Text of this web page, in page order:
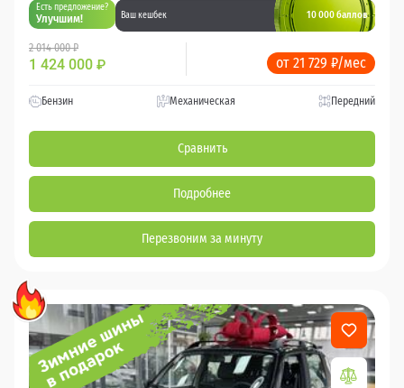
Есть предложение?
Улучшим! Ваш кешбек 10 000 баллов
2 014 000 ₽
1 424 000 ₽ от 21 729 ₽/мес
Бензин Механическая Передний
Сравнить
Подробнее
Перезвоним за минуту